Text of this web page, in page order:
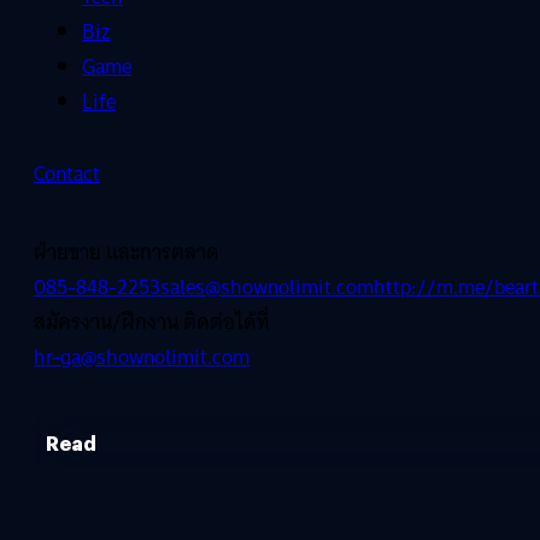
Biz
Game
Life
Contact
ฝ่ายขาย และการตลาด
085-848-2253sales@shownolimit.comhttp://m.me/
สมัครงาน/ฝึกงาน ติดต่อได้ที่
hr-ga@shownolimit.com
Read